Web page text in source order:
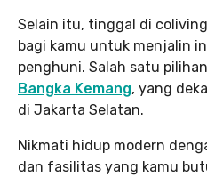
Selain itu, tinggal di
bagi kamu untuk menjalin
penghuni. Salah satu
Bangka Kemang, yang
di Jakarta Selatan.
Nikmati hidup modern
dan fasilitas yang kamu